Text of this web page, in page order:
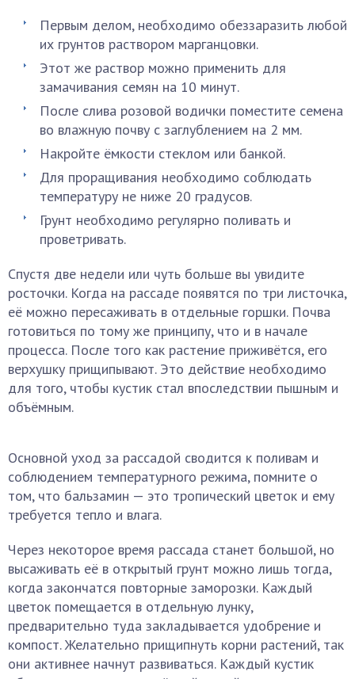
Первым делом, необходимо обеззаразить любой
их грунтов раствором марганцовки.
Этот же раствор можно применить для
замачивания семян на 10 минут.
После слива розовой водички поместите семена
во влажную почву с заглублением на 2 мм.
Накройте ёмкости стеклом или банкой.
Для проращивания необходимо соблюдать
температуру не ниже 20 градусов.
Грунт необходимо регулярно поливать и
проветривать.
Спустя две недели или чуть больше вы увидите
росточки. Когда на рассаде появятся по три листочка,
её можно пересаживать в отдельные горшки. Почва
готовиться по тому же принципу, что и в начале
процесса. После того как растение приживётся, его
верхушку прищипывают. Это действие необходимо
для того, чтобы кустик стал впоследствии пышным и
объёмным.
Основной уход за рассадой сводится к поливам и
соблюдением температурного режима, помните о
том, что бальзамин — это тропический цветок и ему
требуется тепло и влага.
Через некоторое время рассада станет большой, но
высаживать её в открытый грунт можно лишь тогда,
когда закончатся повторные заморозки. Каждый
цветок помещается в отдельную лунку,
предварительно туда закладывается удобрение и
компост. Желательно прищипнуть корни растений, так
они активнее начнут развиваться. Каждый кустик